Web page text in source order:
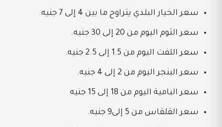
سعر الخيار البلدي يتراوح ما بين 4 إلى 7 جنيه.
سعر الثوم اليوم من 20 إلى 30 جنيه.
سعر اللفت اليوم من 1.5 إلى 2.5 جنيه.
سعر البنجر اليوم من 2 إلى 4 جنيه.
سعر البامية اليوم من 18 إلى 15 جنيه
سعر القلقاس من 5 إلى9 جنيه.